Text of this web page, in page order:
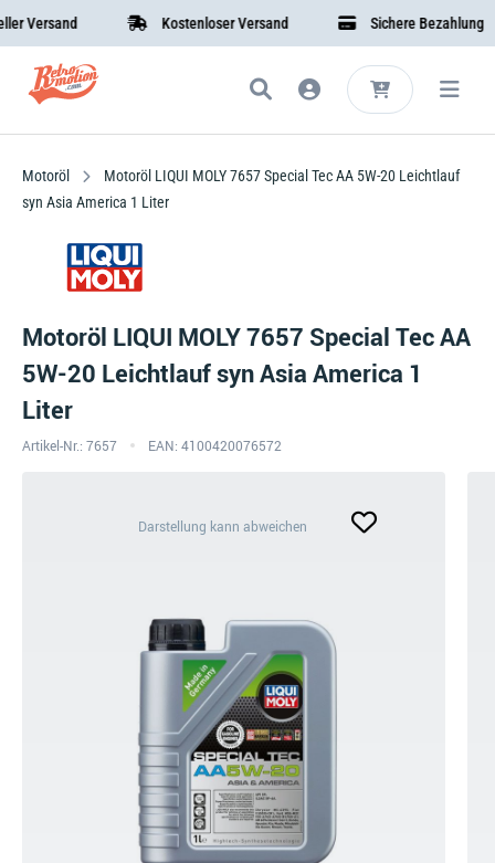
Kostenloser Versand Sichere Bezahlung
Motoröl
Motoröl LIQUI MOLY 7657 Special Tec AA 5W-20 Leichtlauf
syn Asia America 1 Liter
Motoröl LIQUI MOLY 7657 Special Tec AA
5W-20 Leichtlauf syn Asia America 1
Liter
Artikel-Nr.: 7657 EAN: 4100420076572
Darstellung kann abweichen